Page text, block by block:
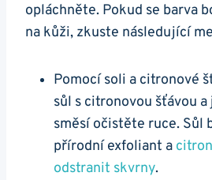
opláchněte. Pokud se barva
na kůži, zkuste následující
Pomocí soli a citronové
sůl s citronovou šťávou
směsí očistěte ruce. Sůl
přírodní exfoliant a
odstranit skvrny.